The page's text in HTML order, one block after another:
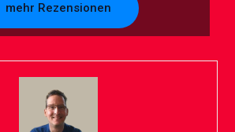
mehr Rezensionen